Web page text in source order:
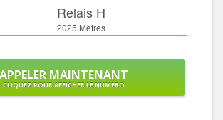
Relais H
2025 Mètres
MAINTENANT
CLIQUEZ POUR AFFICHER LE NUMÉRO